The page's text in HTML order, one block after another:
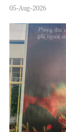
05-Aug-2026